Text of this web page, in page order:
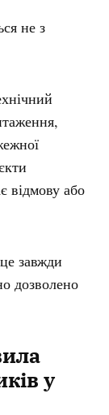
не з
відмову або
завжди
дозволено
у